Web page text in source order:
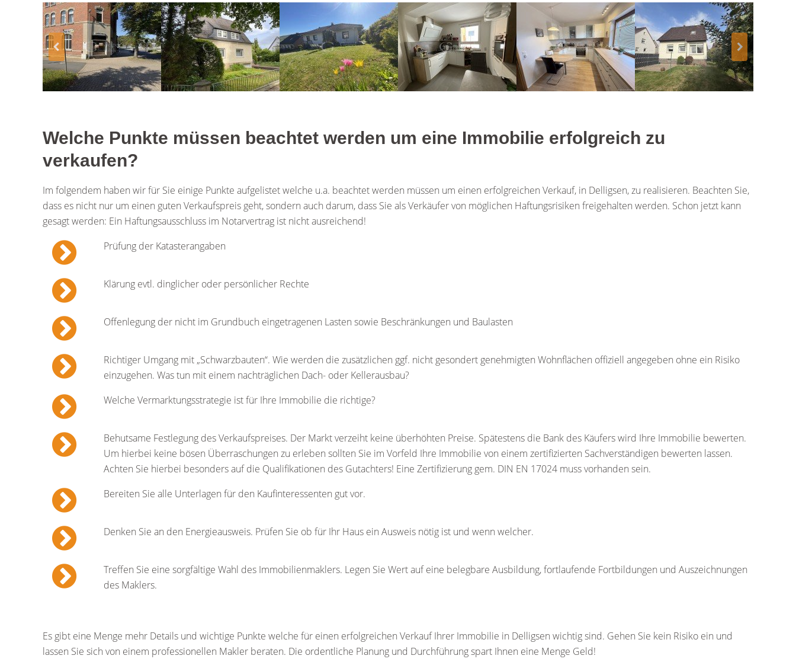
Welche Punkte müssen beachtet werden um eine Immobilie erfolgreich zu
verkaufen?
Im folgendem haben wir für Sie einige Punkte aufgelistet welche u.a. beachtet werden müssen um einen erfolgreichen Verkauf, in Delligsen, zu realisieren. Beachten Sie,
dass es nicht nur um einen guten Verkaufspreis geht, sondern auch darum, dass Sie als Verkäufer von möglichen Haftungsrisiken freigehalten werden. Schon jetzt kann
gesagt werden: Ein Haftungsausschluss im Notarvertrag ist nicht ausreichend!
Prüfung der Katasterangaben
Klärung evtl. dinglicher oder persönlicher Rechte
Offenlegung der nicht im Grundbuch eingetragenen Lasten sowie Beschränkungen und Baulasten
Richtiger Umgang mit „Schwarzbauten“. Wie werden die zusätzlichen ggf. nicht gesondert genehmigten Wohnflächen offiziell angegeben ohne ein Risiko
einzugehen. Was tun mit einem nachträglichen Dach- oder Kellerausbau?
Welche Vermarktungsstrategie ist für Ihre Immobilie die richtige?
Behutsame Festlegung des Verkaufspreises. Der Markt verzeiht keine überhöhten Preise. Spätestens die Bank des Käufers wird Ihre Immobilie bewerten.
Um hierbei keine bösen Überraschungen zu erleben sollten Sie im Vorfeld Ihre Immobilie von einem zertifizierten Sachverständigen bewerten lassen.
Achten Sie hierbei besonders auf die Qualifikationen des Gutachters! Eine Zertifizierung gem. DIN EN 17024 muss vorhanden sein.
Bereiten Sie alle Unterlagen für den Kaufinteressenten gut vor.
Denken Sie an den Energieausweis. Prüfen Sie ob für Ihr Haus ein Ausweis nötig ist und wenn welcher.
Treffen Sie eine sorgfältige Wahl des Immobilienmaklers. Legen Sie Wert auf eine belegbare Ausbildung, fortlaufende Fortbildungen und Auszeichnungen
des Maklers.
Es gibt eine Menge mehr Details und wichtige Punkte welche für einen erfolgreichen Verkauf Ihrer Immobilie in Delligsen wichtig sind. Gehen Sie kein Risiko ein und
lassen Sie sich von einem professionellen Makler beraten. Die ordentliche Planung und Durchführung spart Ihnen eine Menge Geld!